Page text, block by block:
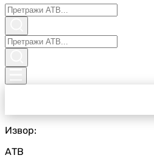
Извор:
АТВ